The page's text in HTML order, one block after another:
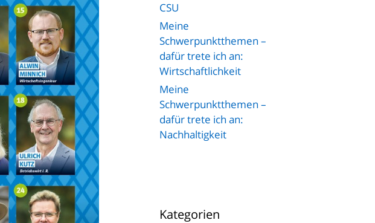
CSU
Meine
Schwerpunktthemen –
dafür trete ich an:
Wirtschaftlichkeit
Meine
Schwerpunktthemen –
dafür trete ich an:
Nachhaltigkeit
Kategorien